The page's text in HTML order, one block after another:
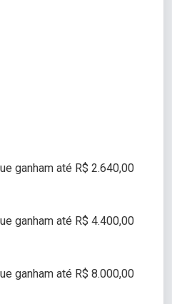
ganham até R$ 2.640,00
ganham até R$ 4.400,00
ganham até R$ 8.000,00